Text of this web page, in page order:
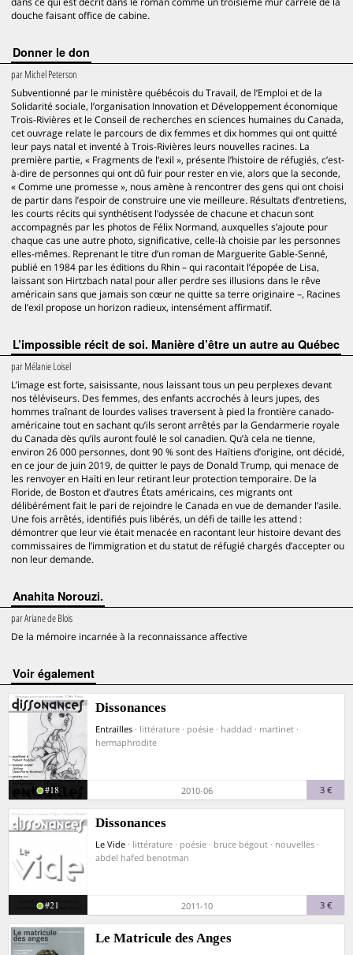
douche faisant office de cabine.
Donner le don
parMichel Peterson
Subventionné par le ministère québécois du Travail, de l’Emploi et de la
Solidarité sociale, l’organisation Innovation et Développement économique
Trois-Rivières et le Conseil de recherches en sciences humaines du Canada,
cet ouvrage relate le parcours de dix femmes et dix hommes qui ont quitté
leur pays natal et inventé à Trois-Rivières leurs nouvelles racines. La
première partie, « Fragments de l’exil », présente l’histoire de réfugiés, c’est-
à-dire de personnes qui ont dû fuir pour rester en vie, alors que la seconde,
« Comme une promesse », nous amène à rencontrer des gens qui ont choisi
de partir dans l’espoir de construire une vie meilleure. Résultats d’entretiens,
les courts récits qui synthétisent l’odyssée de chacune et chacun sont
accompagnés par les photos de Félix Normand, auxquelles s’ajoute pour
chaque cas une autre photo, significative, celle-là choisie par les personnes
elles-mêmes. Reprenant le titre d’un roman de Marguerite Gable-Senné,
publié en 1984 par les éditions du Rhin – qui racontait l’épopée de Lisa,
laissant son Hirtzbach natal pour aller perdre ses illusions dans le rêve
américain sans que jamais son cœur ne quitte sa terre originaire –, Racines
de l’exil propose un horizon radieux, intensément affirmatif.
L’impossible récit de soi. Manière d’être un autre au Québec
parMélanie Loisel
L’image est forte, saisissante, nous laissant tous un peu perplexes devant
nos téléviseurs. Des femmes, des enfants accrochés à leurs jupes, des
hommes traînant de lourdes valises traversent à pied la frontière canado-
américaine tout en sachant qu’ils seront arrêtés par la Gendarmerie royale
du Canada dès qu’ils auront foulé le sol canadien. Qu’à cela ne tienne,
environ 26 000 personnes, dont 90 % sont des Haïtiens d’origine, ont décidé,
en ce jour de juin 2019, de quitter le pays de Donald Trump, qui menace de
les renvoyer en Haïti en leur retirant leur protection temporaire. De la
Floride, de Boston et d’autres États américains, ces migrants ont
délibérément fait le pari de rejoindre le Canada en vue de demander l’asile.
Une fois arrêtés, identifiés puis libérés, un défi de taille les attend :
démontrer que leur vie était menacée en racontant leur histoire devant des
commissaires de l’immigration et du statut de réfugié chargés d’accepter ou
non leur demande.
Anahita Norouzi.
parAriane de Blois
De la mémoire incarnée à la reconnaissance affective
voir également
Dissonances
Entrailles · littérature · poésie · haddad · martinet ·
hermaphrodite
#18 2010-06 3 €
Dissonances
Le Vide · littérature · poésie · bruce bégout · nouvelles ·
abdel hafed benotman
#21 2011-10 3 €
Le Matricule des Anges